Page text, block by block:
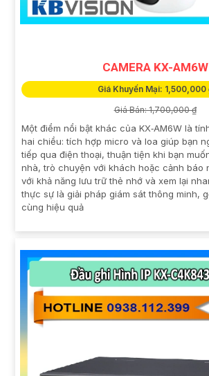
CAMERA KX-AM6W
Giá Khuyến Mại: 1,500,000
Giá Bán: 1,700,000 ₫
Một điểm nổi bật khác của KX‑AM6W là
hai chiều: tích hợp micro và loa giúp bạn
tiếp qua điện thoại, thuận tiện khi bạn
nhà, trò chuyện với khách hoặc cảnh báo
với khả năng lưu trữ thẻ nhớ và xem lại
thực sự là giải pháp giám sát thông minh,
cùng hiệu quả